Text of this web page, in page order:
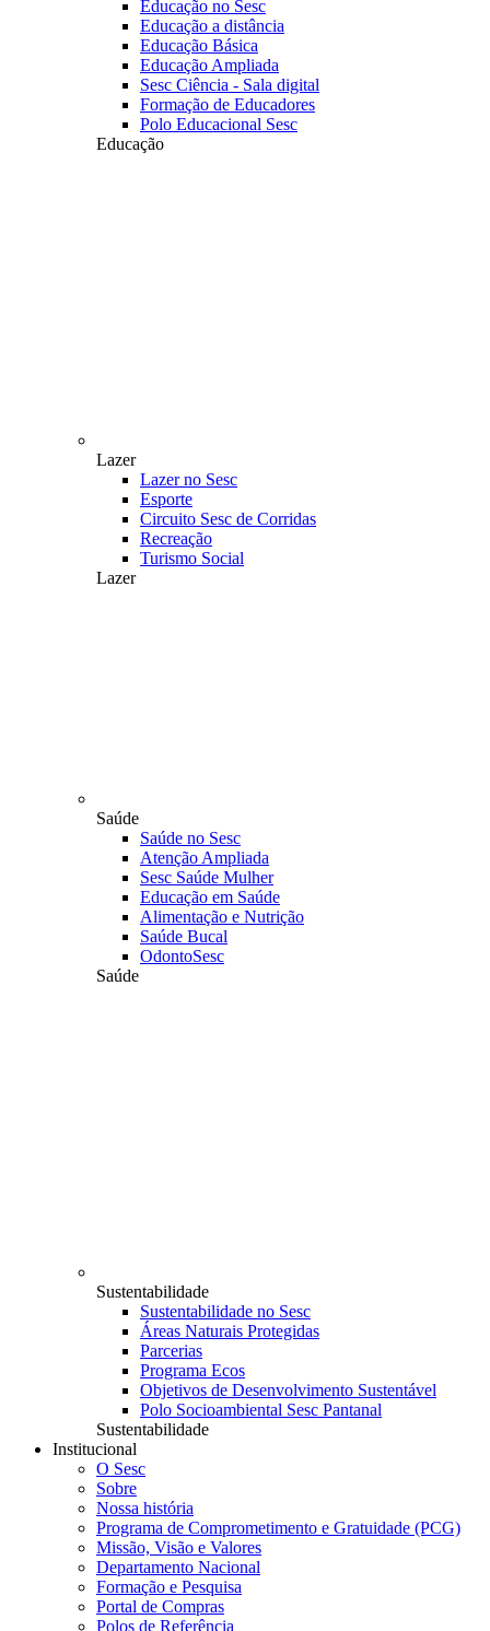
Educação no Sesc
Educação a distância
Educação Básica
Educação Ampliada
Sesc Ciência - Sala digital
Formação de Educadores
Polo Educacional Sesc
Educação
Lazer
Lazer no Sesc
Esporte
Circuito Sesc de Corridas
Recreação
Turismo Social
Lazer
Saúde
Saúde no Sesc
Atenção Ampliada
Sesc Saúde Mulher
Educação em Saúde
Alimentação e Nutrição
Saúde Bucal
OdontoSesc
Saúde
Sustentabilidade
Sustentabilidade no Sesc
Áreas Naturais Protegidas
Parcerias
Programa Ecos
Objetivos de Desenvolvimento Sustentável
Polo Socioambiental Sesc Pantanal
Sustentabilidade
Institucional
O Sesc
Sobre
Nossa história
Programa de Comprometimento e Gratuidade (PCG)
Missão, Visão e Valores
Departamento Nacional
Formação e Pesquisa
Portal de Compras
Polos de Referência